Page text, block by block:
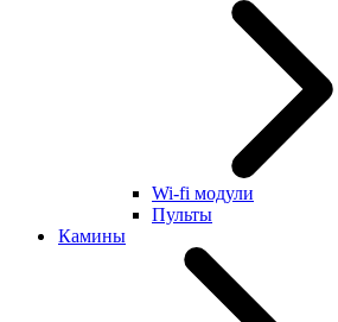
Wi-fi модули
Пульты
Камины